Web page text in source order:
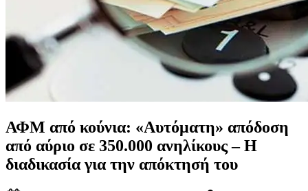
ΑΦΜ από κούνια: «Αυτόματη» απόδοση
από αύριο σε 350.000 ανηλίκους – Η
διαδικασία για την απόκτησή του